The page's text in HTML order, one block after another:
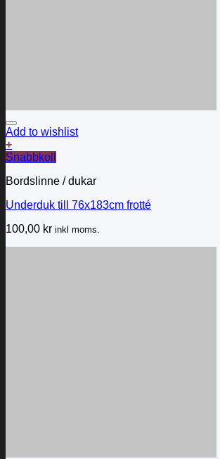
Add to wishlist
+
Snabbkoll
Bordslinne / dukar
Underduk till 76x183cm frotté
100,00 kr inkl moms.